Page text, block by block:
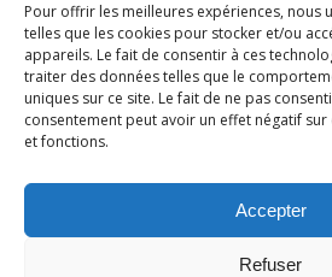
Pour offrir les meilleures expériences, nous
telles que les cookies pour stocker et/ou
appareils. Le fait de consentir à ces
traiter des données telles que le
uniques sur ce site. Le fait de ne pas
consentement peut avoir un effet négatif
et fonctions.
Accepter
Refuser